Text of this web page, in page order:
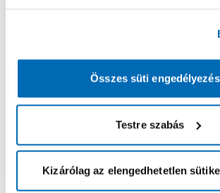
Összes süti
Testre szabás
Kizárólag az elengedhetetlen